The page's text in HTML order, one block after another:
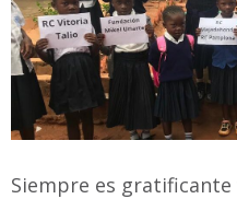
Siempre es